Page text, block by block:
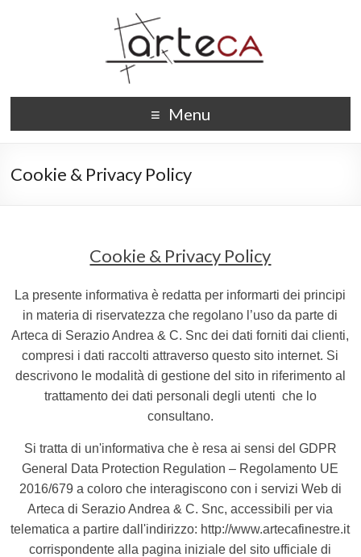
Menu
Cookie & Privacy Policy
Cookie & Privacy Policy
La presente informativa è redatta per informarti dei principi
in materia di riservatezza che regolano l’uso da parte di
Arteca di Serazio Andrea & C. Snc dei dati forniti dai clienti,
compresi i dati raccolti attraverso questo sito internet. Si
descrivono le modalità di gestione del sito in riferimento al
trattamento dei dati personali degli utenti che lo
consultano.
Si tratta di un'informativa che è resa ai sensi del GDPR
General Data Protection Regulation – Regolamento UE
2016/679 a coloro che interagiscono con i servizi Web di
Arteca di Serazio Andrea & C. Snc, accessibili per via
telematica a partire dall'indirizzo: http://www.artecafinestre.it
corrispondente alla pagina iniziale del sito ufficiale di